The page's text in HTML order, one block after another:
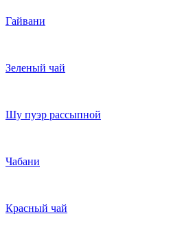
Гайвани
Зеленый чай
Шу пуэр рассыпной
Чабани
Красный чай